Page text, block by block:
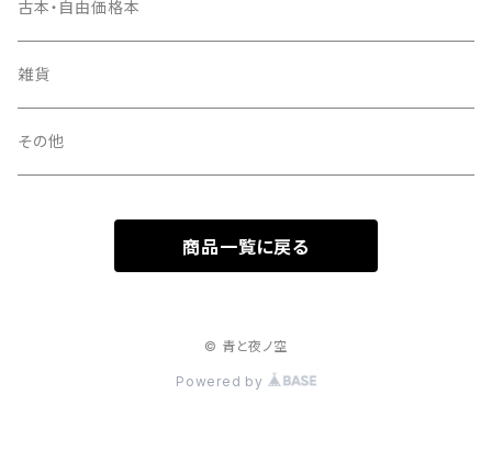
古本・自由価格本
雑貨
その他
商品一覧に戻る
© 青と夜ノ空
Powered by